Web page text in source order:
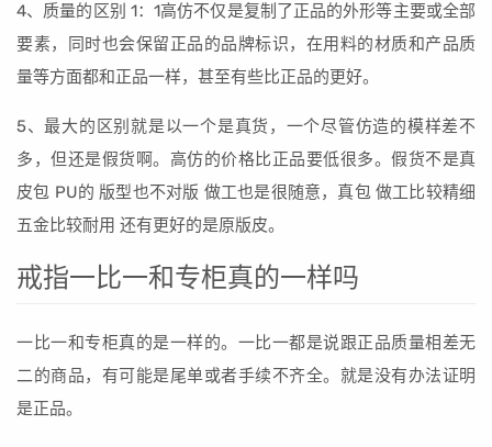
4、质量的区别 1：1高仿不仅是复制了正品的外形等主要或全部
要素，同时也会保留正品的品牌标识，在用料的材质和产品质
量等方面都和正品一样，甚至有些比正品的更好。
5、最大的区别就是以一个是真货，一个尽管仿造的模样差不
多，但还是假货啊。高仿的价格比正品要低很多。假货不是真
皮包 PU的 版型也不对版 做工也是很随意，真包 做工比较精细
五金比较耐用 还有更好的是原版皮。
戒指一比一和专柜真的一样吗
一比一和专柜真的是一样的。一比一都是说跟正品质量相差无
二的商品，有可能是尾单或者手续不齐全。就是没有办法证明
是正品。